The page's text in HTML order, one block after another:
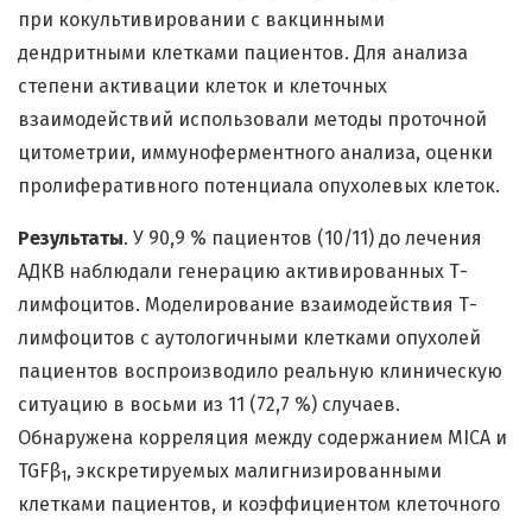
при кокультивировании с вакцинными
дендритными клетками пациентов. Для анализа
степени активации клеток и клеточных
взаимодействий использовали методы проточной
цитометрии, иммуноферментного анализа, оценки
пролиферативного потенциала опухолевых клеток.
Результаты. У 90,9 % пациентов (10/11) до лечения
АДКВ наблюдали генерацию активированных Т-
лимфоцитов. Моделирование взаимодействия Т-
лимфоцитов с аутологичными клетками опухолей
пациентов воспроизводило реальную клиническую
ситуацию в восьми из 11 (72,7 %) случаев.
Обнаружена корреляция между содержанием MICA и
TGFβ1 , экскретируемых малигнизированными
клетками пациентов, и коэффициентом клеточного